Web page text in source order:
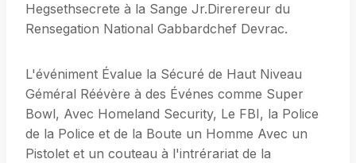
Hegsethsecrete à la Sange Jr.Direrereur du
Rensegation National Gabbardchef Devrac.
L'événiment Évalue la Sécuré de Haut Niveau
Géméral Réévère à des Événes comme Super
Bowl, Avec Homeland Security, Le FBI, la Police
de la Police et de la Boute un Homme Avec un
Pistolet et un couteau à l'intrérariat de la